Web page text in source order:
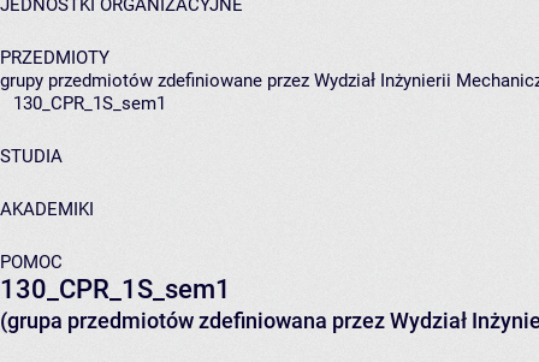
JEDNOSTKI ORGANIZACYJNE
PRZEDMIOTY
grupy przedmiotów zdefiniowane przez Wydział Inżynierii
130_CPR_1S_sem1
STUDIA
AKADEMIKI
POMOC
130_CPR_1S_sem1
(grupa przedmiotów zdefiniowana przez Wydział